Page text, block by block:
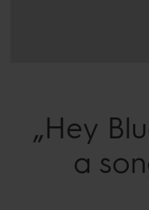
„Hey
a